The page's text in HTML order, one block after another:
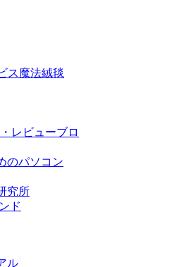
ス魔法絨毯
レビューブロ
のパソコン
究所
ド
ル